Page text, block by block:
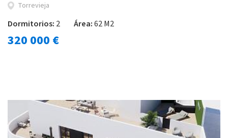
Torrevieja
Dormitorios: 2 Área:62 M2
320 000 €